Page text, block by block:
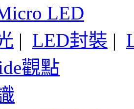
LED
| LED封裝 |
觀點